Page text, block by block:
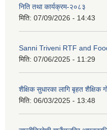
निति तथा कार्यक्रम-२०८३
मिति: 07/09/2026 - 14:43
Sanni Triveni RTF and
मिति: 07/06/2025 - 11:29
शैक्षिक सुधारका लागि बृहत शैक्षिक
मिति: 06/03/2025 - 13:48